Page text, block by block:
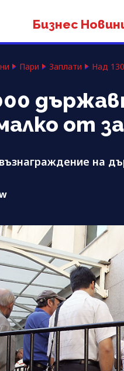
Бизнес
Пари Заплати Над
от
на